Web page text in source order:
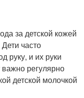
за детской кожей
часто
руку, и их руки
регулярно
детской молочкой